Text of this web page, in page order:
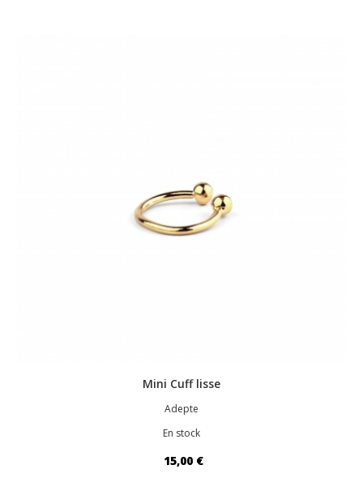
Mini Cuff lisse
Adepte
En stock
15,00 €